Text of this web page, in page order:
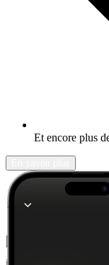
Et encore plus